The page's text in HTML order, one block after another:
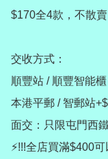
$170全4款，不散賣
交收方式：
順豐站 / 順豐智能
本港平郵 / 智郵站
面交：只限屯門西
⚡️!!!全店買滿$400